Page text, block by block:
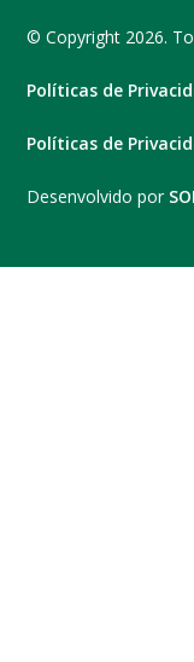
© Copyright 2026.
Políticas de
Políticas de
Desenvolvido por